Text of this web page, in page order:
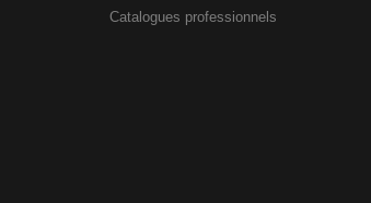
Catalogues professionnels